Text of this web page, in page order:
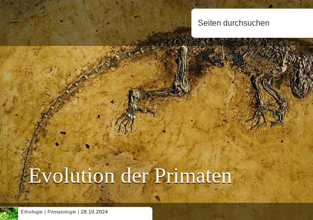
Seiten durchsuchen
Evolution der Primaten
Ethologie | Primatologie |
Ethologie | Primatologie |28.10.2024